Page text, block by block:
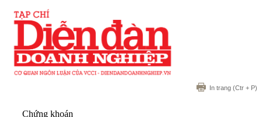
In trang (Ctr + P)
Chứng khoán